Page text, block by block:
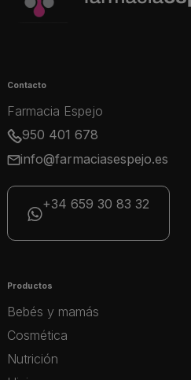
Contacto
Farmacia Espejo
950 401 678
info@farmaciasespejo.es
+34 659 30 83 32
Productos
Bebés y mamás
Cosmética
Nutrición